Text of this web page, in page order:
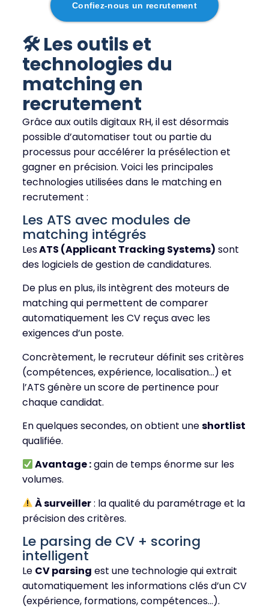
Confiez-nous un recrutement
🛠 Les outils et
technologies du
matching en
recrutement
Grâce aux outils digitaux RH, il est désormais
possible d’automatiser tout ou partie du
processus pour accélérer la présélection et
gagner en précision. Voici les principales
technologies utilisées dans le matching en
recrutement :
Les ATS avec modules de
matching intégrés
LesATS (Applicant Tracking Systems) sont
des logiciels de gestion de candidatures.
De plus en plus, ils intègrent des moteurs de
matching qui permettent de comparer
automatiquement les CV reçus avec les
exigences d’un poste.
Concrètement, le recruteur définit ses critères
(compétences, expérience, localisation…) et
l’ATS génère un score de pertinence pour
chaque candidat.
En quelques secondes, on obtient uneshortlist
qualifiée.
Avantage :gain de temps énorme sur les
volumes.
À surveiller: la qualité du paramétrage et la
précision des critères.
Le parsing de CV + scoring
intelligent
Le CV parsing est une technologie qui extrait
automatiquement les informations clés d’un CV
(expérience, formations, compétences…).